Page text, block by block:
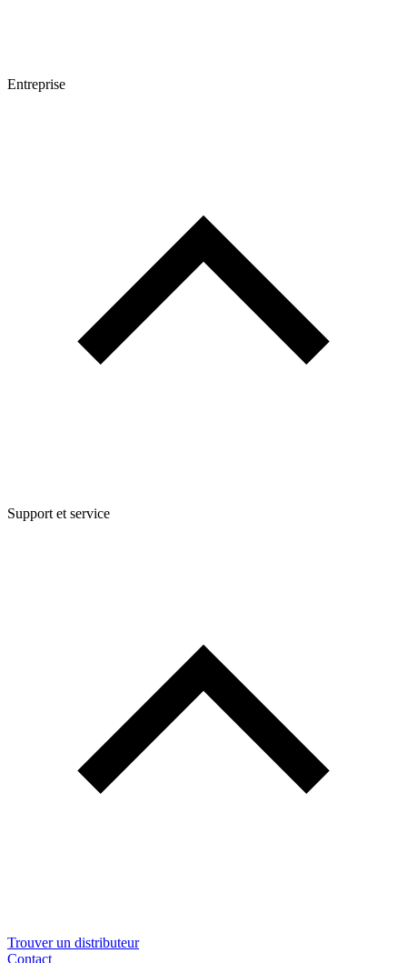
Entreprise
Support et service
Trouver un distributeur
Contact